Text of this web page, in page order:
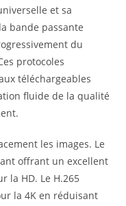
et sa
bande passante
du
protocoles
téléchargeables
fluide de la qualité
les images. Le
offrant un excellent
la HD. Le H.265
la 4K en réduisant